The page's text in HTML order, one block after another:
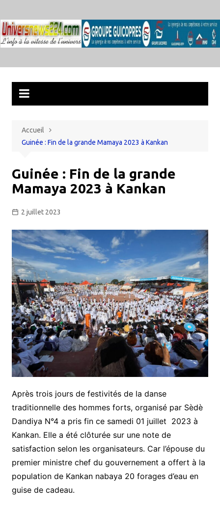
au
contenu
Accueil
Guinée : Fin de la grande Mamaya 2023 à Kankan
Guinée : Fin de la grande
Mamaya 2023 à Kankan
2 juillet 2023
Après trois jours de festivités de la danse
traditionnelle des hommes forts, organisé par Sèdè
Dandiya N°4 a pris fin ce samedi 01 juillet 2023 à
Kankan. Elle a été clôturée sur une note de
satisfaction selon les organisateurs. Car l’épouse du
premier ministre chef du gouvernement a offert à la
population de Kankan nabaya 20 forages d’eau en
guise de cadeau.